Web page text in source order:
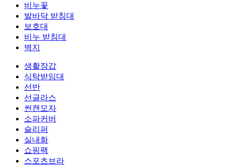
비누꽃
발바닥 받침대
보호대
비누 받침대
벽지
생활장갑
식탁받임대
선반
선글라스
썬캔모자
소파커버
슬리퍼
실내화
쇼핑팩
스포츠브라